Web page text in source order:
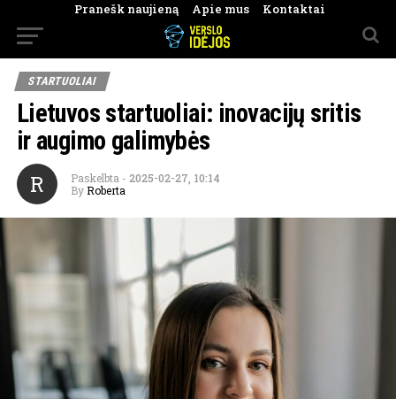
Pranešk naujieną Apie mus Kontaktai
STARTUOLIAI
Lietuvos startuoliai: inovacijų sritis
ir augimo galimybės
R Paskelbta - 2025-02-27, 10:14
By Roberta